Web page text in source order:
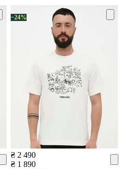
−24%
₴ 2 490
₴ 1 890